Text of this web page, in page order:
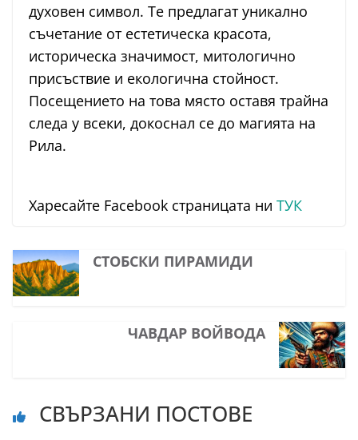
духовен символ. Те предлагат уникално
съчетание от естетическа красота,
историческа значимост, митологично
присъствие и екологична стойност.
Посещението на това място оставя трайна
следа у всеки, докоснал се до магията на
Рила.
Харесайте Facebook страницата ни ТУК
СТОБСКИ ПИРАМИДИ
ЧАВДАР ВОЙВОДА
СВЪРЗАНИ ПОСТОВЕ